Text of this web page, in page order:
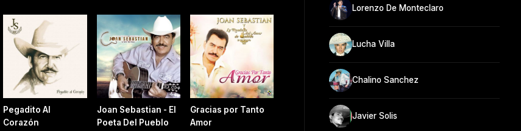
Pegadito Al
Corazón
Joan Sebastian - El
Poeta Del Pueblo
Gracias por Tanto
Amor
Lorenzo De Monteclaro
Lucha Villa
Chalino Sanchez
Javier Solis